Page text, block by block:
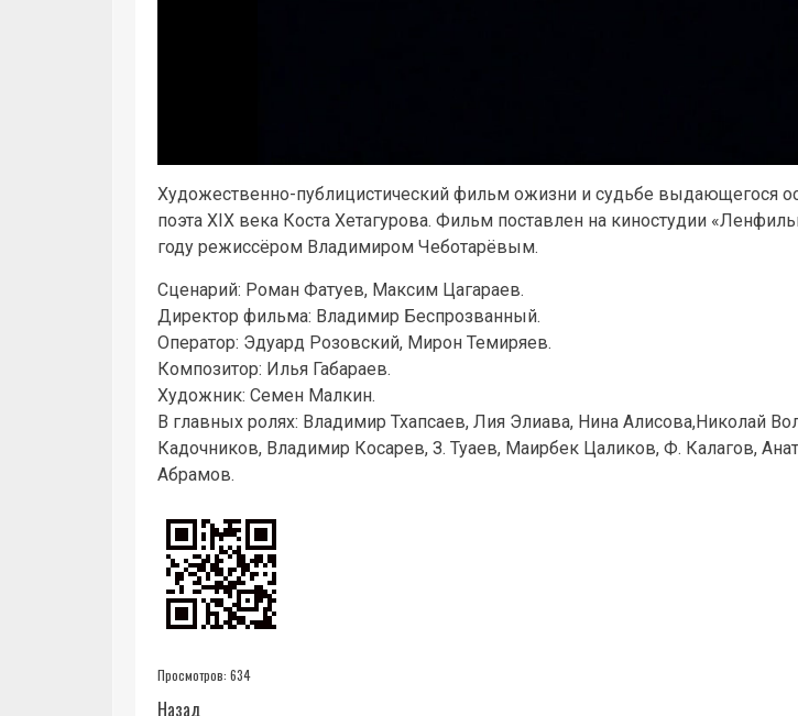
- 1:32:27
Художественно-публицистический фильм ожизни и судьбе выдающегося
поэта XIX века Коста Хетагурова. Фильм поставлен на киностудии
году режиссёром Владимиром Чеботарёвым.
Сценарий: Роман Фатуев, Максим Цагараев.
Директор фильма: Владимир Беспрозванный.
Оператор: Эдуард Розовский, Мирон Темиряев.
Композитор: Илья Габараев.
Художник: Семен Малкин.
В главных ролях: Владимир Тхапсаев, Лия Элиава, Нина Алисова,Николай
Кадочников, Владимир Косарев, З. Туаев, Маирбек Цаликов, Ф. Калагов,
Абрамов.
Просмотров: 634
Назад